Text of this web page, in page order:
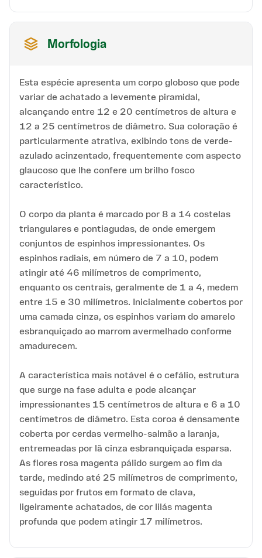
Morfologia
Esta espécie apresenta um corpo globoso que pode
variar de achatado a levemente piramidal,
alcançando entre 12 e 20 centímetros de altura e
12 a 25 centímetros de diâmetro. Sua coloração é
particularmente atrativa, exibindo tons de verde-
azulado acinzentado, frequentemente com aspecto
glaucoso que lhe confere um brilho fosco
característico.
O corpo da planta é marcado por 8 a 14 costelas
triangulares e pontiagudas, de onde emergem
conjuntos de espinhos impressionantes. Os
espinhos radiais, em número de 7 a 10, podem
atingir até 46 milímetros de comprimento,
enquanto os centrais, geralmente de 1 a 4, medem
entre 15 e 30 milímetros. Inicialmente cobertos por
uma camada cinza, os espinhos variam do amarelo
esbranquiçado ao marrom avermelhado conforme
amadurecem.
A característica mais notável é o cefálio, estrutura
que surge na fase adulta e pode alcançar
impressionantes 15 centímetros de altura e 6 a 10
centímetros de diâmetro. Esta coroa é densamente
coberta por cerdas vermelho-salmão a laranja,
entremeadas por lã cinza esbranquiçada esparsa.
As flores rosa magenta pálido surgem ao fim da
tarde, medindo até 25 milímetros de comprimento,
seguidas por frutos em formato de clava,
ligeiramente achatados, de cor lilás magenta
profunda que podem atingir 17 milímetros.